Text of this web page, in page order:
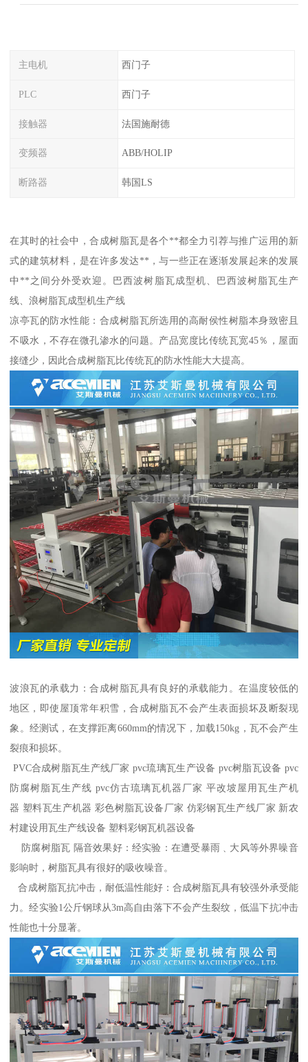
主电机 西门子
PLC 西门子
接触器 法国施耐德
变频器 ABB/HOLIP
断路器 韩国LS
在其时的社会中，合成树脂瓦是各个**都全力引荐与推广运用的新
式的建筑材料，是在许多发达**，与一些正在逐渐发展起来的发展
中**之间分外受欢迎。巴西波树脂瓦成型机、巴西波树脂瓦生产
线、浪树脂瓦成型机生产线
凉亭瓦的防水性能：合成树脂瓦所选用的高耐侯性树脂本身致密且
不吸水，不存在微孔渗水的问题。产品宽度比传统瓦宽45％，屋面
接缝少，因此合成树脂瓦比传统瓦的防水性能大大提高。
波浪瓦的承载力：合成树脂瓦具有良好的承载能力。在温度较低的
地区，即使屋顶常年积雪，合成树脂瓦不会产生表面损坏及断裂现
象。经测试，在支撑距离660mm的情况下，加载150kg，瓦不会产生
裂痕和损坏。
PVC合成树脂瓦生产线厂家 pvc琉璃瓦生产设备 pvc树脂瓦设备 pvc
防腐树脂瓦生产线 pvc仿古琉璃瓦机器厂家 平改坡屋用瓦生产机
器 塑料瓦生产机器 彩色树脂瓦设备厂家 仿彩钢瓦生产线厂家 新农
村建设用瓦生产线设备 塑料彩钢瓦机器设备
防腐树脂瓦 隔音效果好：经实验：在遭受暴雨﹑大风等外界噪音
影响时，树脂瓦具有很好的吸收噪音。
合成树脂瓦抗冲击，耐低温性能好：合成树脂瓦具有较强外承受能
力。经实验1公斤钢球从3m高自由落下不会产生裂纹，低温下抗冲击
性能也十分显著。